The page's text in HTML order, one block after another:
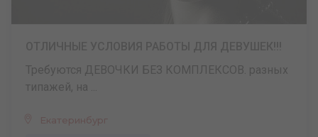
Требуются ДЕВОЧКИ БЕЗ КОМПЛЕКСОВ. разных
типажей, на ...
Екатеринбург